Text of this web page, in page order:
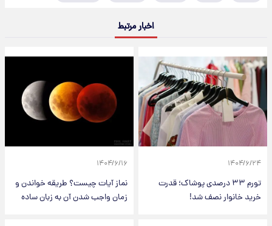
اخبار مرتبط
۱۴۰۴/۶/۲۴
تورم ۳۳ درصدی پوشاک؛ قدرت
خرید خانوار نصف شد!
۱۴۰۴/۶/۱۶
نماز آیات چیست؟ طریقه خواندن و
زمان واجب شدن آن به زبان ساده